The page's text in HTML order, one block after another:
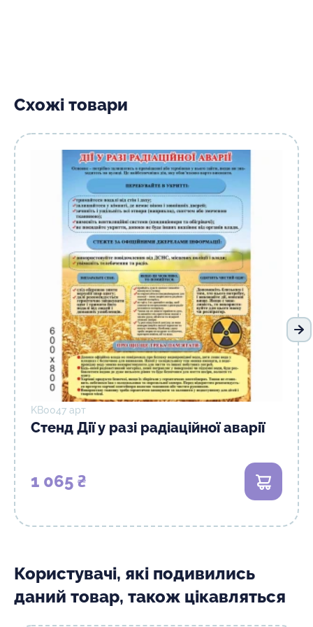
Схожі товари
KB0047 арт
Стенд Дії у разі радіаційної аварії
1 065 ₴ В кошик
Користувачі, які подивились
даний товар, також цікавляться